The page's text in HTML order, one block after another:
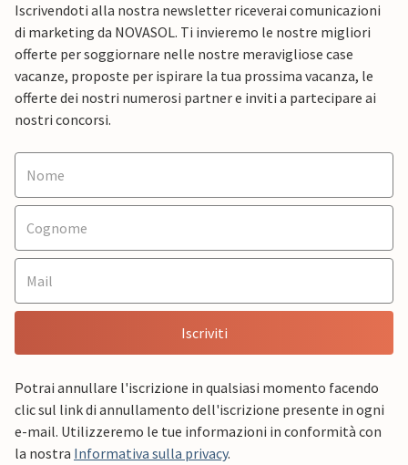
Iscrivendoti alla nostra newsletter riceverai comunicazioni
di marketing da NOVASOL. Ti invieremo le nostre migliori
offerte per soggiornare nelle nostre meravigliose case
vacanze, proposte per ispirare la tua prossima vacanza, le
offerte dei nostri numerosi partner e inviti a partecipare ai
nostri concorsi.
Iscriviti
Potrai annullare l'iscrizione in qualsiasi momento facendo
clic sul link di annullamento dell'iscrizione presente in ogni
e-mail. Utilizzeremo le tue informazioni in conformità con
la nostra Informativa sulla privacy.